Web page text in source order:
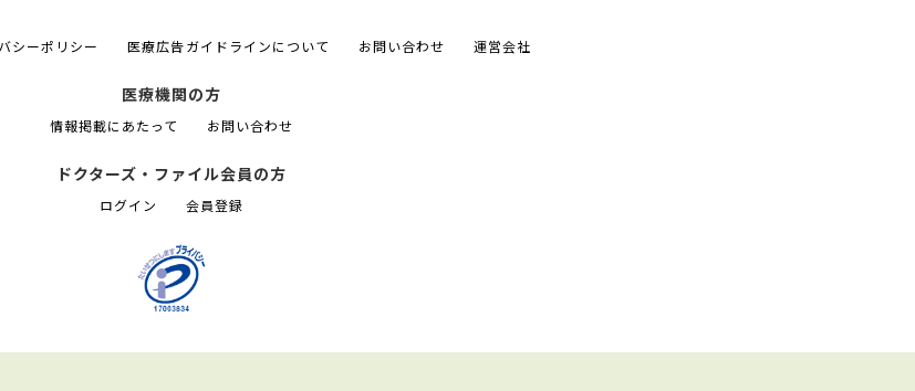
シーポリシー 医療広告ガイドラインについて お問い合わせ 運営会社
医療機関の方
情報掲載にあたって お問い合わせ
ドクターズ・ファイル会員の方
ログイン 会員登録